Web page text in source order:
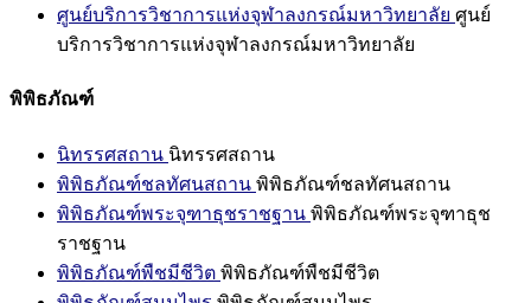
ศูนย์บริการวิชาการแห่งจุฬาลงกรณ์มหาวิทยาลัย ศูนย์
บริการวิชาการแห่งจุฬาลงกรณ์มหาวิทยาลัย
พิพิธภัณฑ์
นิทรรศสถาน นิทรรศสถาน
พิพิธภัณฑ์ชลทัศนสถาน พิพิธภัณฑ์ชลทัศนสถาน
พิพิธภัณฑ์พระจุฑาธุชราชฐาน พิพิธภัณฑ์พระจุฑาธุช
ราชฐาน
พิพิธภัณฑ์พืชมีชีวิต พิพิธภัณฑ์พืชมีชีวิต